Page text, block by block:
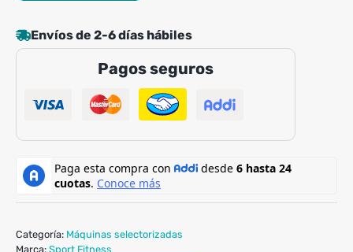
y
Tríceps
Envíos de 2-6 días hábiles
Pagos seguros
Categoría: Máquinas selectorizadas
Marca: Sport Fitness